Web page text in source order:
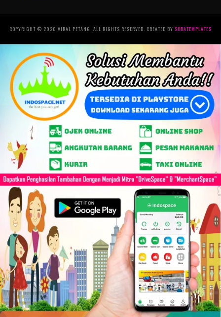
COPYRIGHT © 2020 VIRAL PETANG. ALL RIGHTS RESERVED. CREATED BY SORATEMPLATES